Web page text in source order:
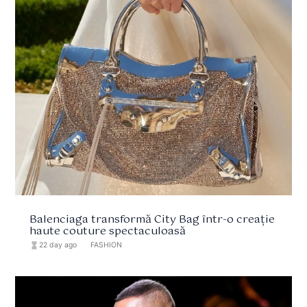
Balenciaga transformă City Bag într-o creație
haute couture spectaculoasă
hourglass_full 22 day ago FASHION